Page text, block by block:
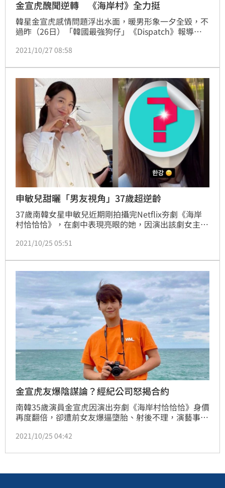
金宣虎醜聞逆轉 《海岸村》全力挺
韓星金宣虎感情問題浮出水面，暖男形象一夕全毀，不
過昨（26日）「韓國最強狗仔」《Dispatch》報導，
逆轉，如今《海岸村恰恰恰》演員、工作人員就被發
油，「像洪班長一樣，快點振作起來吧」。林呈育報導
2021/10/27 08:58
申敏兒甜曬「男友視角」37歲超逆齡
37歲南韓女星申敏兒近期剛拍攝完Netflix夯劇《海岸
村恰恰恰》，在劇中表現亮眼的她，因演出該劇女主角
動仍受到粉絲高度關注，昨（24）日她在IG限時動態中
海加上細框眼鏡，讓她看上去瞬間減去好幾歲，凍齡美
貌立刻掀起熱議，此外她還在貼文中PO出多張「男友
視角」的照片，甜美笑容融化不少粉絲。
2021/10/25 05:51
金宣虎友爆陰謀論？經紀公司怒揭合約
南韓35歲演員金宣虎因演出夯劇《海岸村恰恰恰》身價
再度翻倍，卻遭前女友爆逼墮胎、射後不理，演藝事業
挺，並指控這一切都是經紀公司的幕後陰謀，金宣虎的
今（25）日再度發聲明，解釋了與金宣虎合約的關係。
2021/10/25 04:42